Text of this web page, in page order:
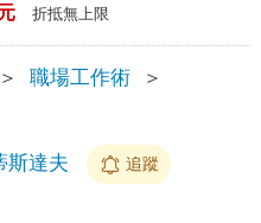
折抵無上限
＞ 職場工作術
＞
斯達夫 追蹤